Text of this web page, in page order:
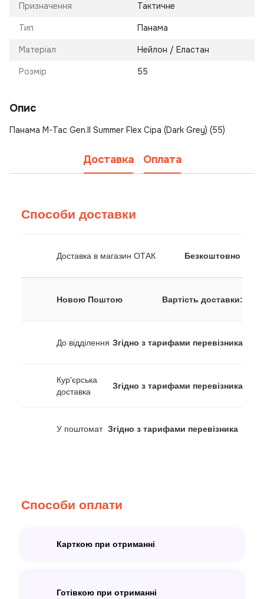
Призначення Тактичне
Тип Панама
Матеріал Нейлон / Еластан
Розмір 55
Опис
Панама M-Tac Gen.II Summer Flex Сіра (Dark Grey) (55)
Доставка Оплата
Способи доставки
Доставка в магазин ОТАК Безкоштовно
Новою Поштою Вартість доставки:
До відділення Згідно з тарифами перевізника
Кур'єрська
доставка
Згідно з тарифами перевізника
У поштомат Згідно з тарифами перевізника
Способи оплати
Карткою при отриманні
Готівкою при отриманні